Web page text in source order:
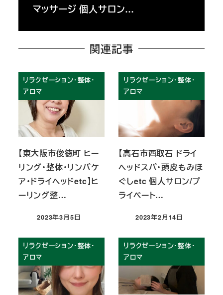
マッサージ 個人サロン…
関連記事
リラクゼーション・整体・
アロマ
【東大阪市俊徳町 ヒー
リング・整体・リンパケ
ア・ドライヘッドetc】ヒ
ーリング整…
投稿日
2023年3月5日
リラクゼーション・整体・
アロマ
【高石市西取石 ドライ
ヘッドスパ・頭皮もみほ
ぐしetc 個人サロン/プ
ライベート…
投稿日
2023年2月14日
リラクゼーション・整体・
アロマ
リラクゼーション・整体・
アロマ